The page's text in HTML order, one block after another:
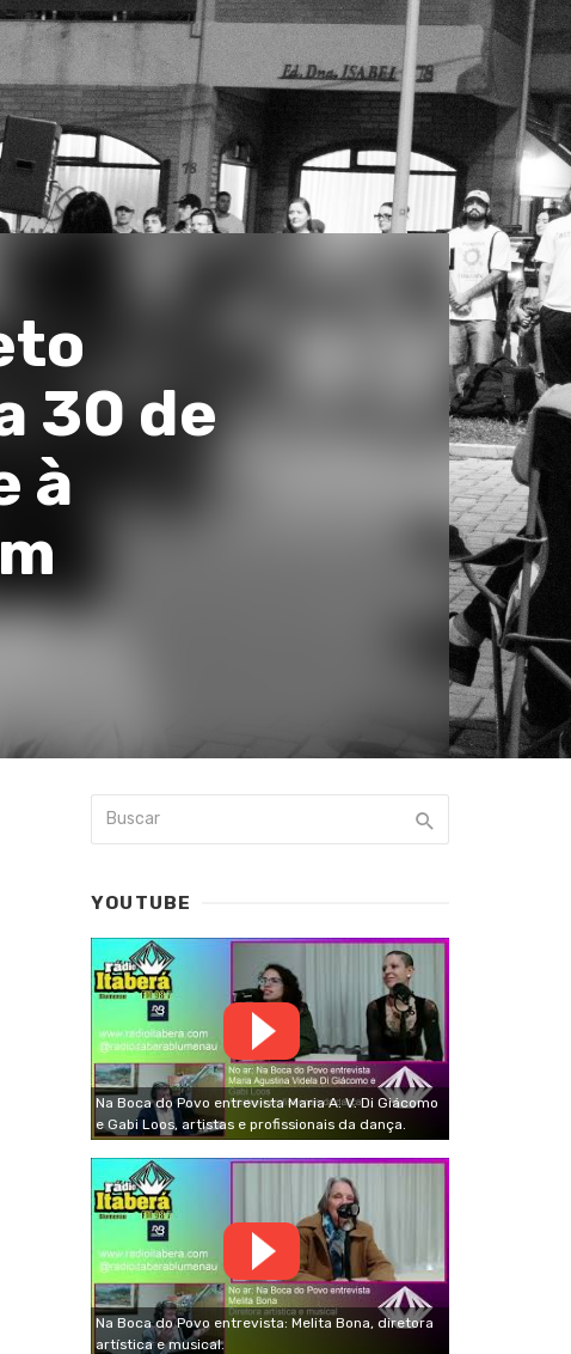
30 de
à
YOUTUBE
Na Boca do Povo entrevista Maria A. V. Di Giácomo
e Gabi Loos, artistas e profissionais da dança.
Na Boca do Povo entrevista: Melita Bona, diretora
artística e musical.